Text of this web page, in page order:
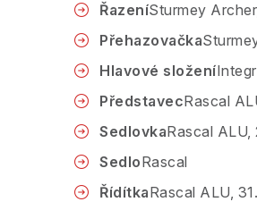
ŘazeníSturmey
Přehazovačka
Hlavové složení
PředstavecRascal
SedlovkaRascal ALU,
SedloRascal
ŘídítkaRascal ALU,